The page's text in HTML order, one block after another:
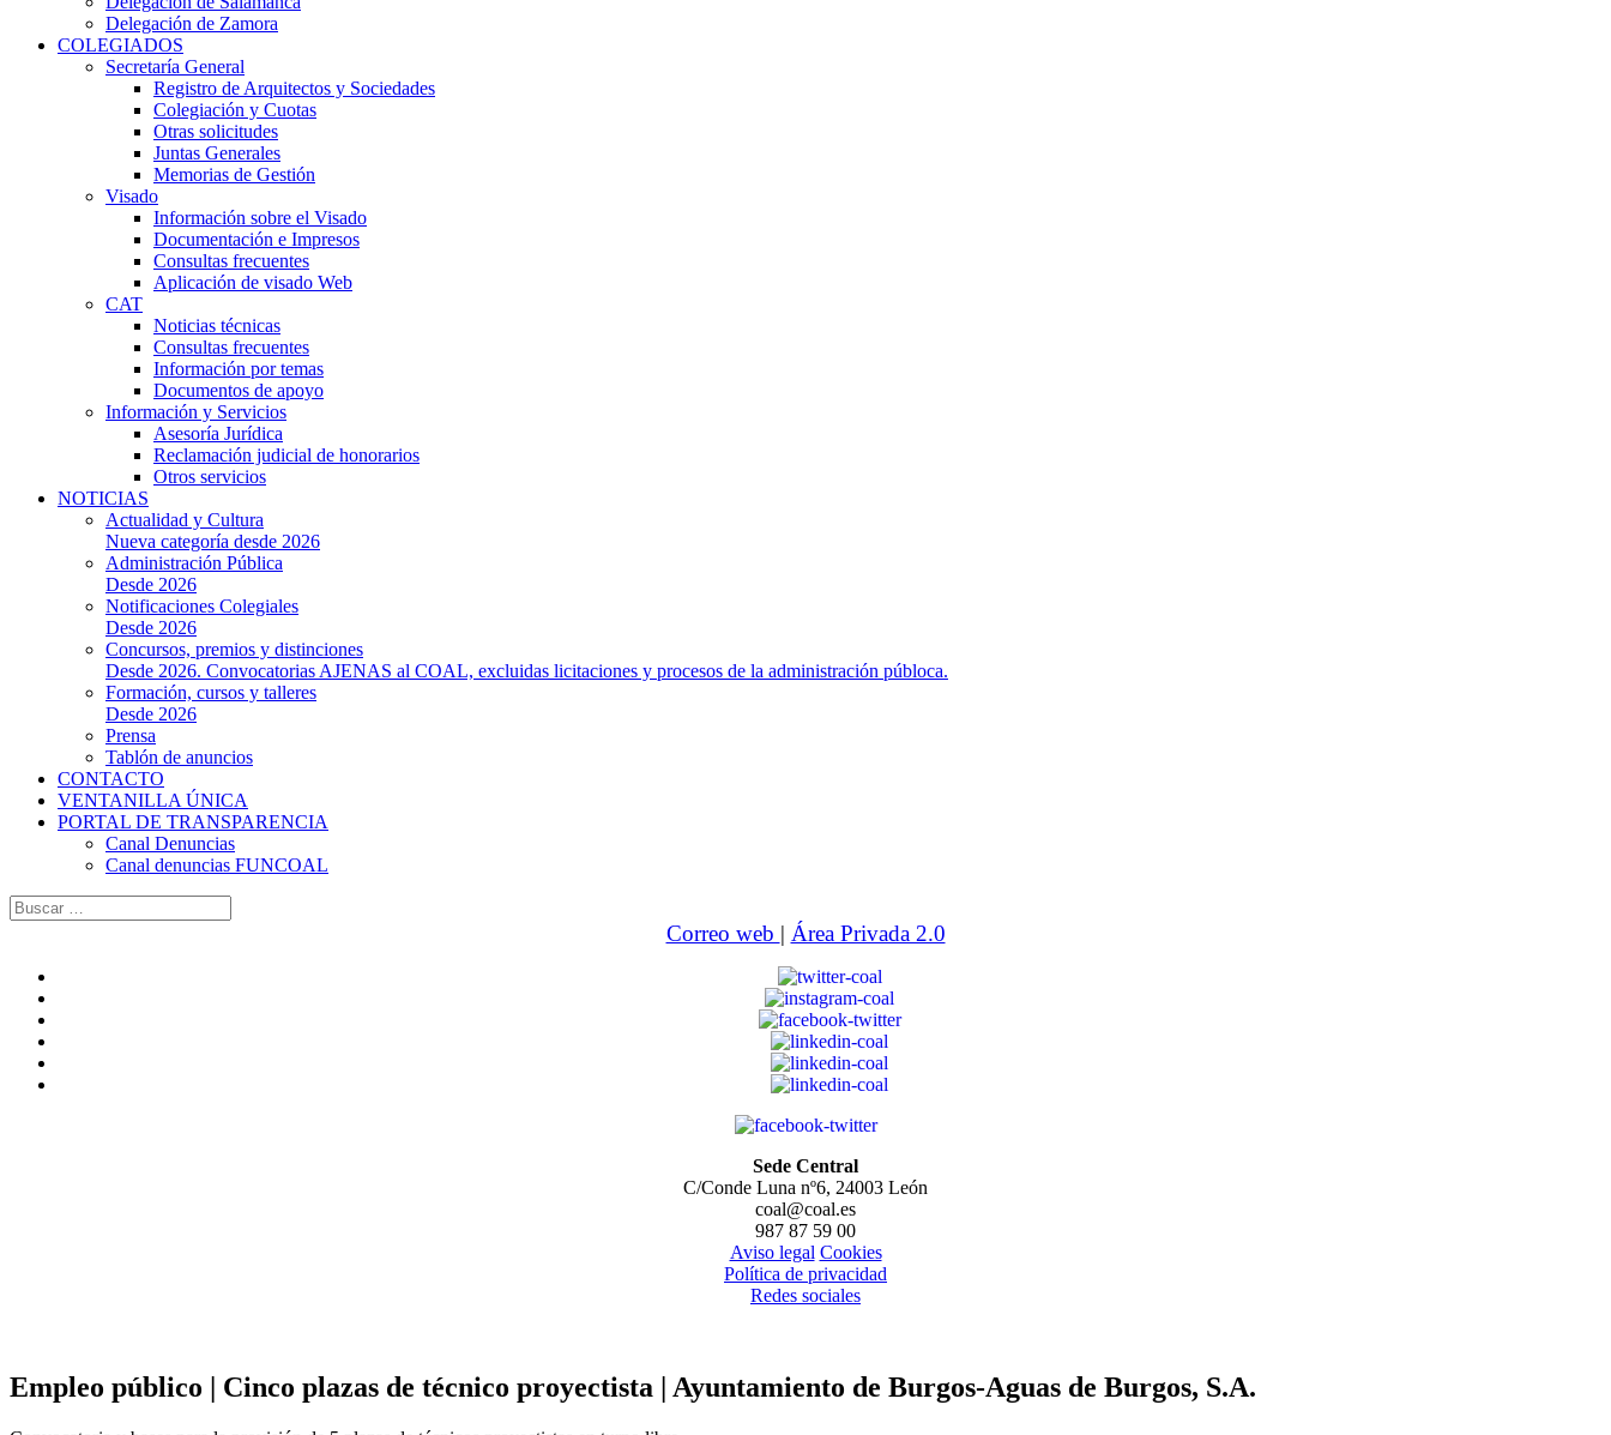
Delegación de Zamora
COLEGIADOS
Secretaría General
Registro de Arquitectos y Sociedades
Colegiación y Cuotas
Otras solicitudes
Juntas Generales
Memorias de Gestión
Visado
Información sobre el Visado
Documentación e Impresos
Consultas frecuentes
Aplicación de visado Web
CAT
Noticias técnicas
Consultas frecuentes
Información por temas
Documentos de apoyo
Información y Servicios
Asesoría Jurídica
Reclamación judicial de honorarios
Otros servicios
NOTICIAS
Actualidad y Cultura
Nueva categoría desde 2026
Administración Pública
Desde 2026
Notificaciones Colegiales
Desde 2026
Concursos, premios y distinciones
Desde 2026. Convocatorias AJENAS al COAL, excluidas licitaciones y procesos de la administración públoca.
Formación, cursos y talleres
Desde 2026
Prensa
Tablón de anuncios
CONTACTO
VENTANILLA ÚNICA
PORTAL DE TRANSPARENCIA
Canal Denuncias
Canal denuncias FUNCOAL
Buscar:
Correo web | Área Privada 2.0
Sede Central
C/Conde Luna nº6, 24003 León
coal@coal.es
987 87 59 00
Aviso legal Cookies
Política de privacidad
Redes sociales
Empleo público | Cinco plazas de técnico proyectista | Ayuntamiento de Burgos-Aguas de Burgos, S.A.